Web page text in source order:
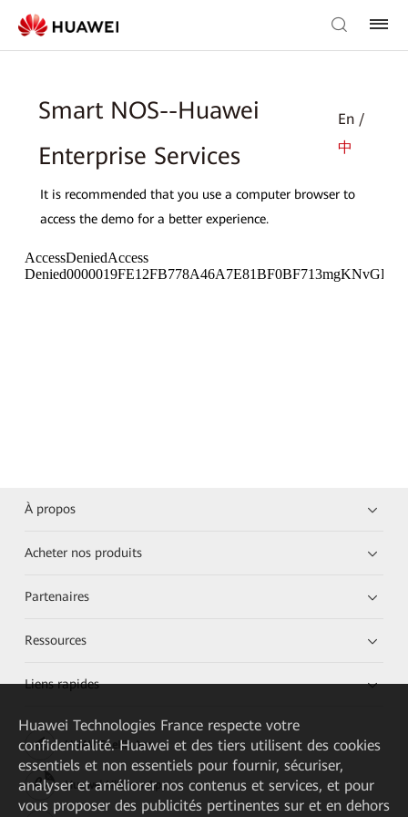
Smart NOS--Huawei
Enterprise Services
En /
中
It is recommended that you use a computer browser to
access the demo for a better experience.
À propos
Acheter nos produits
Partenaires
Ressources
Liens rapides
HUAWEI eKit App
Huawei HiKnow App
Huawei Technologies France respecte votre
confidentialité. Huawei et des tiers utilisent des cookies
essentiels et non essentiels pour fournir, sécuriser,
analyser et améliorer nos contenus et services, et pour
vous proposer des publicités pertinentes sur et en dehors